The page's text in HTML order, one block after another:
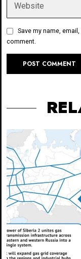
Save my name,
comment.